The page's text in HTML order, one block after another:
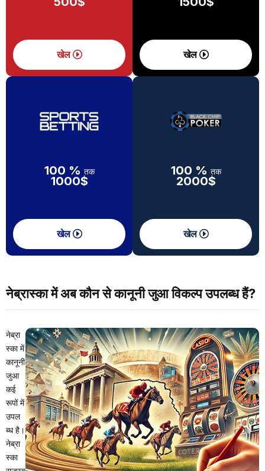
खेल खेल
100 % तक
1000$
खेल
100 % तक
2000$
खेल
नेब्रास्का में अब कौन से कानूनी जुआ विकल्प उपलब्ध हैं?
नेब्रा
स्का में
कानूनी
जुआ
कई
रूपों में
उपल
ब्ध है।
नेब्रा
स्का